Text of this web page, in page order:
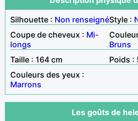
Silhouette : Non renseignéStyle :
Coupe de cheveux : Mi-
longs
Bruns
Taille : 164 cm
Poids :
Couleurs des yeux :
Marrons
Les goûts de